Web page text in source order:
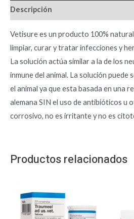
Descripción
Vetisure es un producto 100%
limpiar, curar y tratar infecciones y
La solución actúa similar a la de los
inmune del animal. La solución puede
el animal ya que esta basada en una
alemana SIN el uso de antibióticos u
corrosivo, no es irritante y no es
Productos relacionados